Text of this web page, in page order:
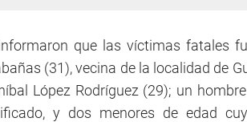
que las víctimas fatales
(31), vecina de la localidad de
López Rodríguez (29); un
y dos menores de edad